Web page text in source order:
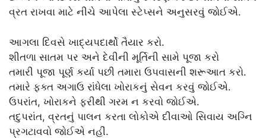
વ્રત રાખવા માટે નીચે આપેલા સ્ટેપ્સને અનુસરવું જોઈએ.
આગલા દિવસે ખાદ્યપદાર્થો તૈયાર કરો.
શીતળા સાતમ પર અને દેવીની મૂર્તિની સામે પૂજા કરો
તમારી પૂજા પૂર્ણ કર્યા પછી તમારા ઉપવાસની શરૂઆત કરો.
તમારે ફક્ત અગાઉ રાંધેલા ખોરાકનું સેવન કરવું જોઈએ.
ઉપરાંત, ખોરાકને ફરીથી ગરમ ન કરવો જોઈએ.
તદુપરાંત, વ્રતનું પાલન કરતા લોકોએ દીવાઓ સિવાય અગ્નિ
પ્રગટાવવો જોઈએ નહીં.